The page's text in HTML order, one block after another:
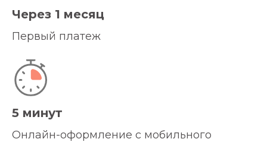
Через 1 месяц
Первый платеж
5 минут
Онлайн-оформление с мобильного